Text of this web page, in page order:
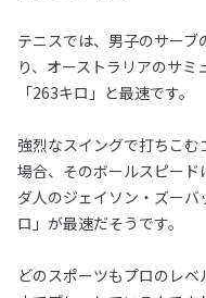
テニスでは、男子のサー
り、オーストラリアのサ
「263キロ」と最速です。
強烈なスイングで打ちこ
場合、そのボールスピー
ダ人のジェイソン・ズー
ロ」が最速だそうです。
どのスポーツもプロのレ